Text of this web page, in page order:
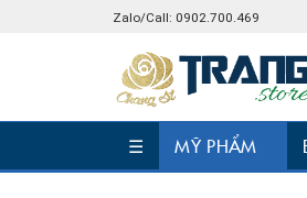
Zalo/Call: 0902.700.469
☰ MỸ PHẨM